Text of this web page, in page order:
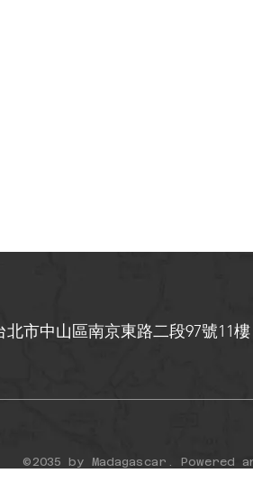
北市中山區南京東路二段97號11
©2035 by Madagascar. Powered